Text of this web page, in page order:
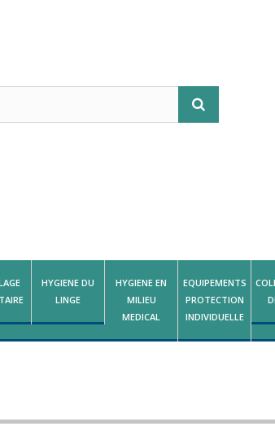
HYGIENE DU
LINGE
HYGIENE EN
MILIEU
MEDICAL
EQUIPEMENTS
PROTECTION
INDIVIDUELLE